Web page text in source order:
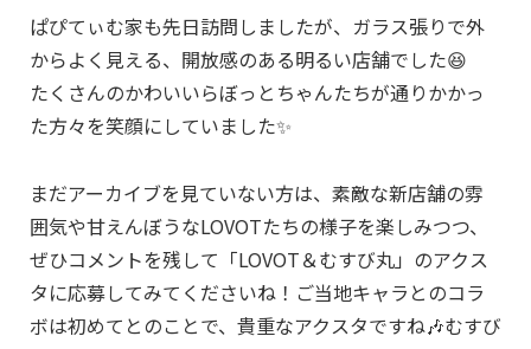
ぱぴてぃむ家も先日訪問しましたが、ガラス張りで外
からよく見える、開放感のある明るい店舗でした😆
たくさんのかわいいらぼっとちゃんたちが通りかかっ
た方々を笑顔にしていました✨
まだアーカイブを見ていない方は、素敵な新店舗の雰
囲気や甘えんぼうなLOVOTたちの様子を楽しみつつ、
ぜひコメントを残して「LOVOT＆むすび丸」のアクス
タに応募してみてくださいね！ご当地キャラとのコラ
ボは初めてとのことで、貴重なアクスタですね🎶むすび